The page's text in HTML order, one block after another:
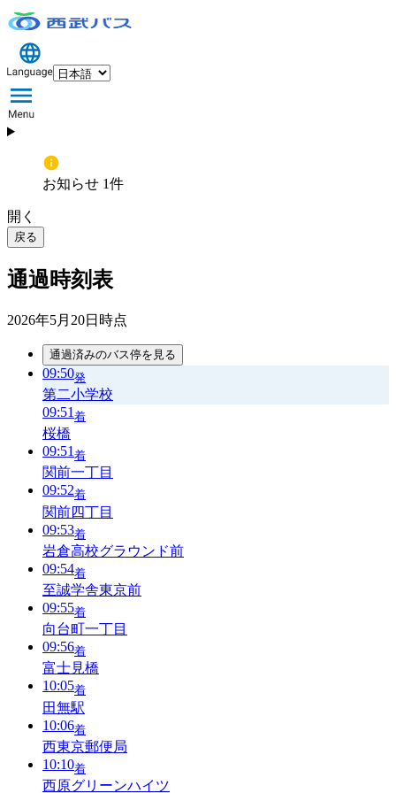
お知らせ 1件
開く
戻る
通過時刻表
2026年5月20日 時点
通過済みのバス停を見る
09:50発
第二小学校
09:51 着
桜橋
09:51 着
関前一丁目
09:52着
関前四丁目
09:53着
岩倉高校グラウンド前
09:54着
至誠学舎東京前
09:55着
向台町一丁目
09:56着
富士見橋
10:05着
田無駅
10:06着
西東京郵便局
10:10着
西原グリーンハイツ